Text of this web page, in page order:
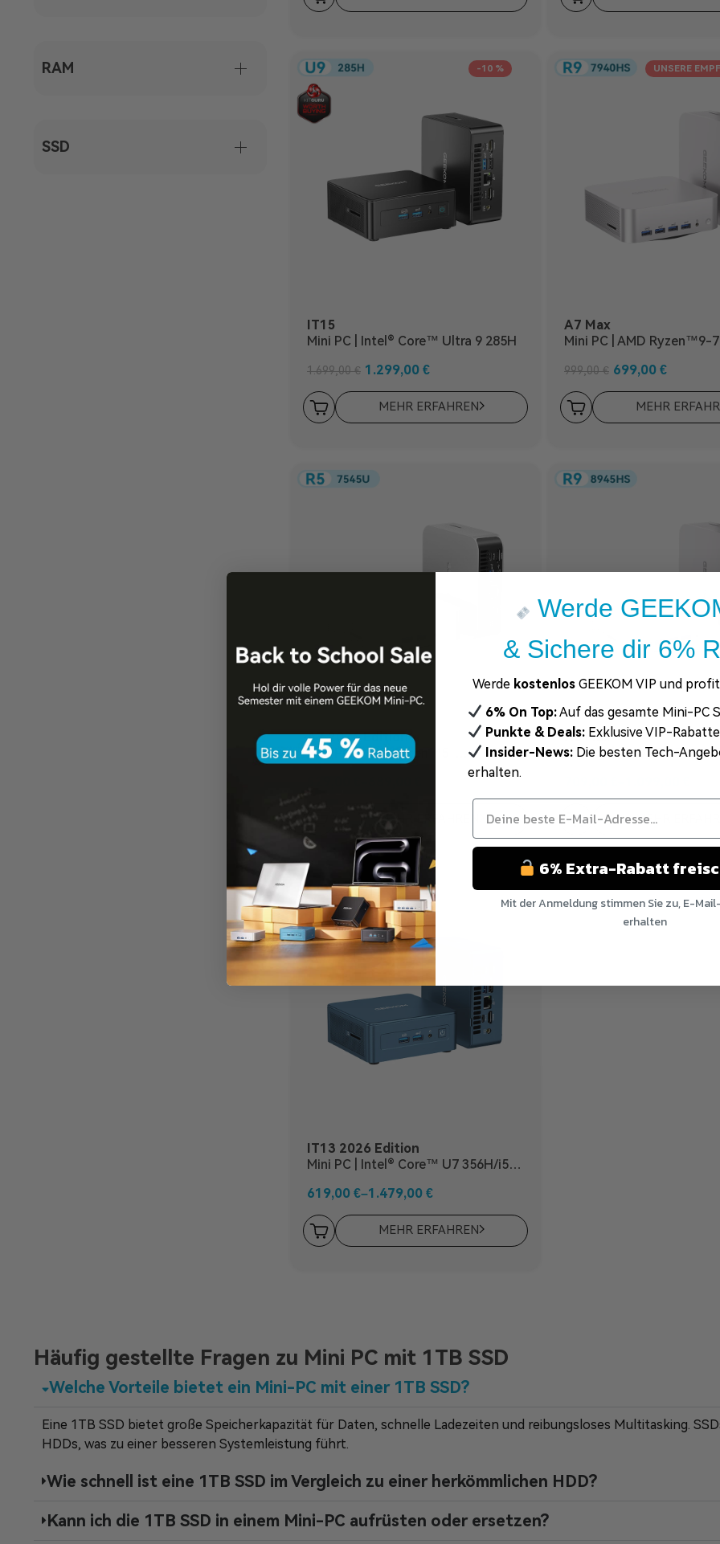
-10 %
IT15
Mini PC | Intel® Core™ Ultra 9 285H
1.699,00€ 1.299,00 €
MEHR ERFAHREN
UNSERE
A7 Max
Mini PC | AMD Ryzen™9-
999,00€ 699,00 €
MEHR
A7 2026 Edition
Mini PC | AMD Ryzen™5-
7535HS/7545U
A8 Max
Mini PC | AMD R7
MEHR
IT13 2026 Edition
Mini PC | Intel® Core™ U7 356H/i5
619,00 €–1.479,00 €
MEHR ERFAHREN
RAM
SSD
Häufig gestellte Fragen zu Mini PC mit 1TB SSD
Welche Vorteile bietet ein Mini-PC mit einer 1TB SSD?
Eine 1TB SSD bietet große Speicherkapazität für Daten, schnelle Ladezeiten und reibungsloses Multitasking.
HDDs, was zu einer besseren Systemleistung führt.
Wie schnell ist eine 1TB SSD im Vergleich zu einer herkömmlichen HDD?
Kann ich die 1TB SSD in einem Mini-PC aufrüsten oder ersetzen?
Werde
& Sichere dir 6%
Werde kostenlos GEEKOM VIP und
6% On Top:Auf das gesamte Mini-PC
Punkte & Deals: Exklusive VIP-
Insider-News: Die besten Tech-
erhalten.
6% Extra-Rabatt
Mit der Anmeldung stimmen Sie zu, E-
erhalten